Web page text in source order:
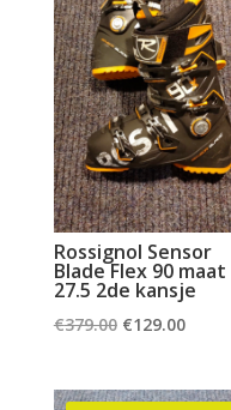
Rossignol Sensor
Blade Flex 90 maat
27.5 2de kansje
€379.00
was:
€129.00
is: